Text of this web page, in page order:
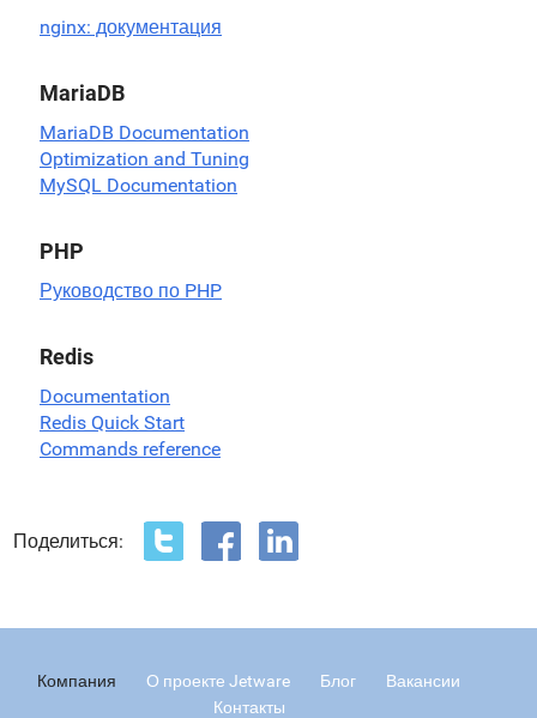
nginx: документация
MariaDB
MariaDB Documentation
Optimization and Tuning
MySQL Documentation
PHP
Руководство по PHP
Redis
Documentation
Redis Quick Start
Commands reference
Поделиться:
Компания О проекте Jetware Блог
Вакансии
Контакты